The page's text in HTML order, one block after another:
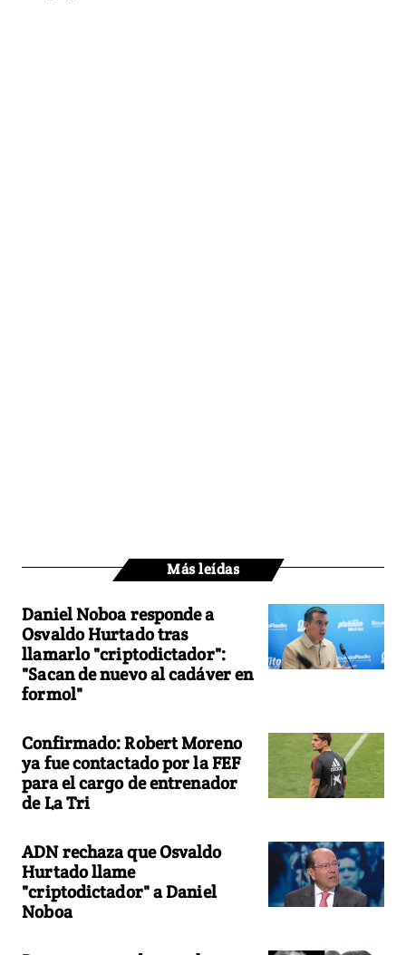
Más leídas
Daniel Noboa responde a
Osvaldo Hurtado tras
llamarlo "criptodictador":
"Sacan de nuevo al cadáver en
formol"
Confirmado: Robert Moreno
ya fue contactado por la FEF
para el cargo de entrenador
de La Tri
ADN rechaza que Osvaldo
Hurtado llame
"criptodictador" a Daniel
Noboa